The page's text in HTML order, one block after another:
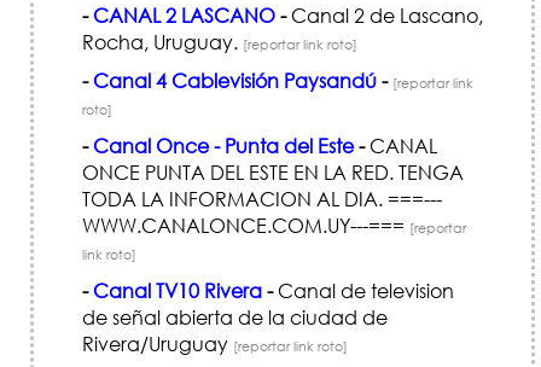
-CANAL 2 LASCANO-Canal 2 de Lascano,
Rocha, Uruguay. [reportar link roto]
-Canal 4 Cablevisión Paysandú- [reportar link
roto]
-Canal Once - Punta del Este-CANAL
ONCE PUNTA DEL ESTE EN LA RED. TENGA
TODA LA INFORMACION AL DIA. ===---
WWW.CANALONCE.COM.UY---=== [reportar
link roto]
-Canal TV10 Rivera-Canal de television
de señal abierta de la ciudad de
Rivera/Uruguay [reportar link roto]